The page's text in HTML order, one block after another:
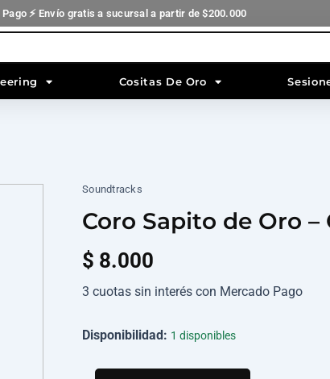
⚡ Envío gratis a sucursal a partir de $200.000
Cositas De Oro
Soundtracks
Coro Sapito de Oro –
$ 8.000
3 cuotas sin interés con Mercado Pago
Disponibilidad: 1 disponibles
Coro
de
-
Cantaniño
3